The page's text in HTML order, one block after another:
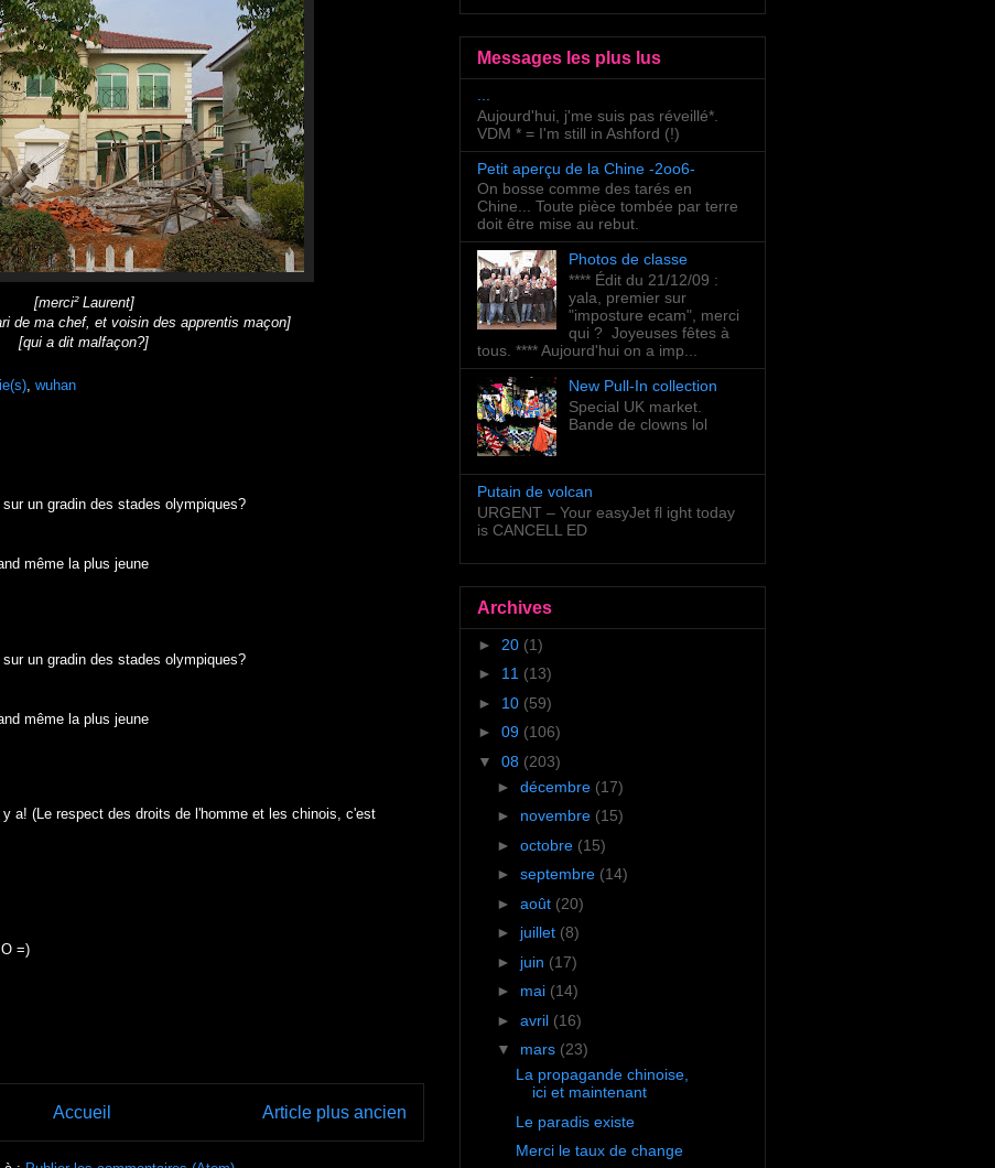
[merci² Laurent]
de ma chef, et voisin des apprentis maçon]
[qui a dit malfaçon?]
wuhan
un gradin des stades olympiques?
même la plus jeune
un gradin des stades olympiques?
même la plus jeune
a! (Le respect des droits de l'homme et les chinois, c'est
=)
Article plus ancien
Accueil
Messages les plus lus
Aujourd'hui, j'me suis pas réveillé*.
VDM * = I'm still in Ashford (!)
Petit aperçu de la Chine -2oo6-
On bosse comme des tarés en
Chine... Toute pièce tombée par terre
doit être mise au rebut.
Photos de classe
**** Édit du 21/12/09 :
yala, premier sur
"imposture ecam", merci
qui ? Joyeuses fêtes à
tous. **** Aujourd'hui on a imp...
New Pull-In collection
Special UK market.
Bande de clowns lol
Putain de volcan
URGENT – Your easyJet fl ight today
is CANCELL ED
Archives
► 20 (1)
► 11 (13)
► 10 (59)
► 09 (106)
▼ 08 (203)
► décembre (17)
► novembre (15)
► octobre (15)
► septembre (14)
► août (20)
► juillet (8)
► juin (17)
► mai (14)
► avril (16)
▼ mars (23)
La propagande chinoise,
ici et maintenant
Le paradis existe
Merci le taux de change